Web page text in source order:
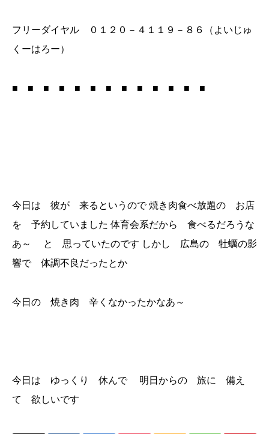
フリーダイヤル ０１２０－４１１９－８６（よいじゅ
くーはろー）
■ ■ ■ ■ ■ ■ ■ ■ ■ ■ ■ ■ ■
今日は 彼が 来るというので 焼き肉食べ放題の お店
を 予約していました 体育会系だから 食べるだろうな
あ～ と 思っていたのです しかし 広島の 牡蠣の影
響で 体調不良だったとか
今日の 焼き肉 辛くなかったかなあ～
今日は ゆっくり 休んで 明日からの 旅に 備え
て 欲しいです